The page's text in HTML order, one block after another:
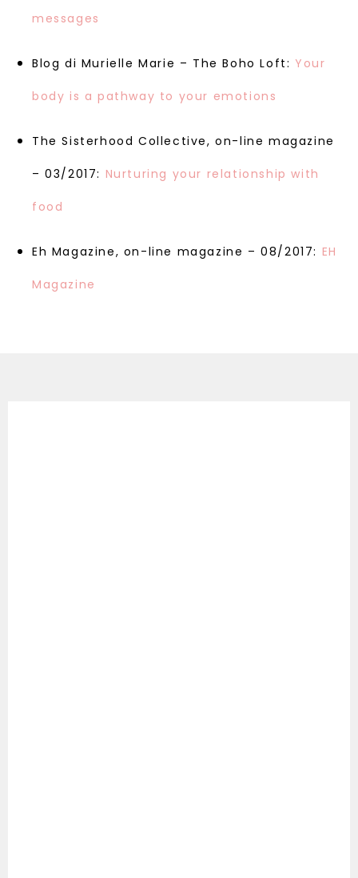
messages
Blog di Murielle Marie – The Boho Loft: Your
body is a pathway to your emotions
The Sisterhood Collective, on-line magazine
– 03/2017: Nurturing your relationship with
food
Eh Magazine, on-line magazine – 08/2017: EH
Magazine